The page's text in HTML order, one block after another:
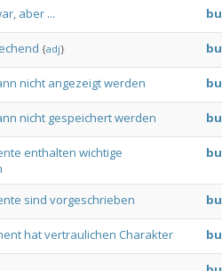
aber ... bu
{adj} bu
nicht angezeigtwerden bu
nicht gespeichertwerden bu
enthalten wichtige
bu
sind vorgeschrieben bu
hatvertraulichen Charakter bu